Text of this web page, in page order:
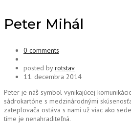
Peter Mihál
0 comments
posted byrotstav
11. decembra 2014
Peter je náš symbol vynikajúcej
sádrokartóne s medzinárodnými
zateplovača ostáva s nami už viac ako
tíme je nenahraditeľná.